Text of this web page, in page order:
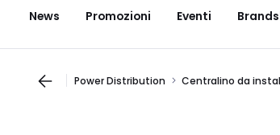
News Promozioni Eventi
Power Distribution Centralino da